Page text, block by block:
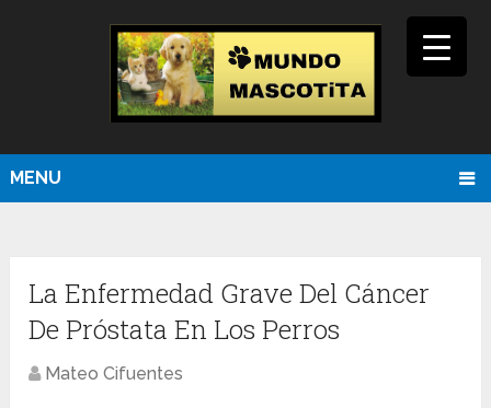
MENU
La Enfermedad Grave Del Cáncer
De Próstata En Los Perros
Mateo Cifuentes